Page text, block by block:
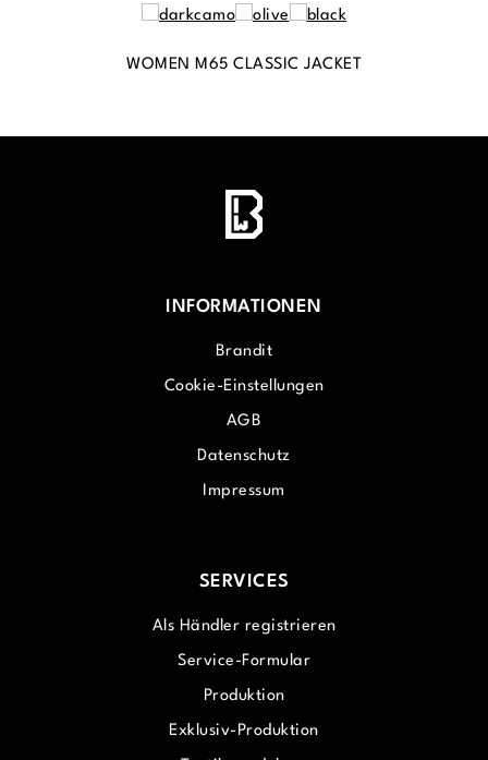
WOMEN M65 CLASSIC JACKET
INFORMATIONEN
Brandit
Cookie-Einstellungen
AGB
Datenschutz
Impressum
SERVICES
Als Händler registrieren
Service-Formular
Produktion
Exklusiv-Produktion